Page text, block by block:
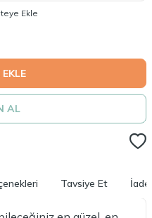
Ekle
EKLE
AL
Tavsiye Et İade